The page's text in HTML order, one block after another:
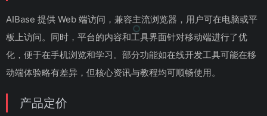
AIBase 提供 Web 端访问，兼容主流浏览器，用户可在电脑或平
板上访问。同时，平台的内容和工具界面针对移动端进行了优
化，便于在手机浏览和学习。部分功能如在线开发工具可能在移
动端体验略有差异，但核心资讯与教程均可顺畅使用。
产品定价